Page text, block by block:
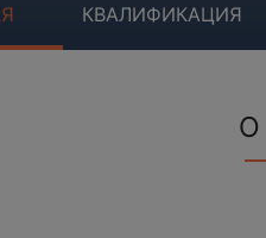
КВАЛИФИКАЦИЯ
О